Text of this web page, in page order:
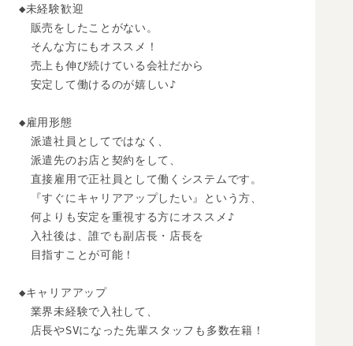
◆未経験歓迎
販売をしたことがない。
そんな方にもオススメ！
売上も伸び続けている会社だから
安定して働けるのが嬉しい♪
◆雇用形態
派遣社員としてではなく、
派遣先のお店と契約をして、
直接雇用で正社員として働くシステムです。
『すぐにキャリアアップしたい』という方、
何よりも安定を重視する方にオススメ♪
入社後は、誰でも副店長・店長を
目指すことが可能！
◆キャリアアップ
業界未経験で入社して、
店長やSVになった先輩スタッフも多数在籍！